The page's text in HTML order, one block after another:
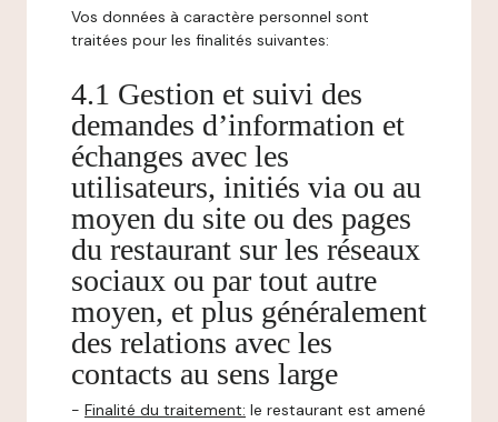
Vos données à caractère personnel sont
traitées pour les finalités suivantes:
4.1 Gestion et suivi des
demandes d’information et
échanges avec les
utilisateurs, initiés via ou au
moyen du site ou des pages
du restaurant sur les réseaux
sociaux ou par tout autre
moyen, et plus généralement
des relations avec les
contacts au sens large
- Finalité du traitement: le restaurant est amené